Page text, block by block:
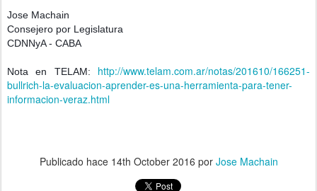
Jose Machain
Consejero por Legislatura
CDNNyA - CABA
Nota en TELAM: http://www.telam.com.ar/notas/201610/166251-
bullrich-la-evaluacion-aprender-es-una-herramienta-para-tener-
informacion-veraz.html
Publicado hace 14th October 2016 por Jose Machain